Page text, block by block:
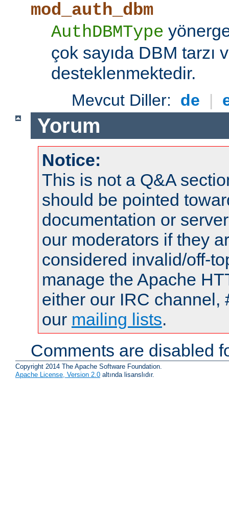
mod_auth_dbm
AuthDBMType
çok sayıda DBM tarzı
desteklenmektedir.
Mevcut Diller: de |
Yorum
Notice:
This is not a Q&A
should be pointed
documentation or
our moderators if they
considered invalid/off-
manage the Apache
either our IRC channel,
our mailing lists.
Comments are disabled
Copyright 2014 The Apache Software Foundation.
Apache License, Version 2.0 altında lisanslıdır.